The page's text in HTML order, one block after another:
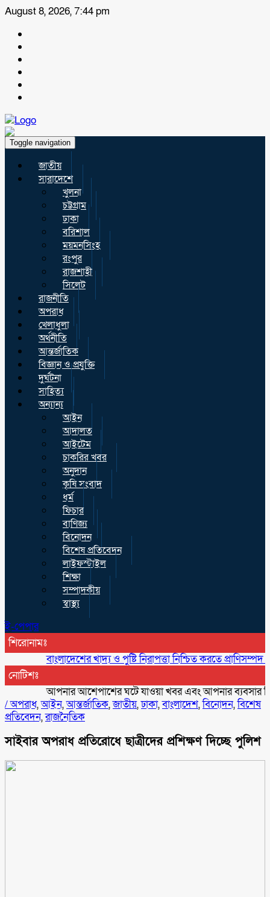
August 8, 2026, 7:44 pm
Toggle navigation
জাতীয়
সারাদেশে
খুলনা
চট্টগ্রাম
ঢাকা
বরিশাল
ময়মনসিংহ
রংপুর
রাজশাহী
সিলেট
রাজনীতি
অপরাধ
খেলাধুলা
অর্থনীতি
আন্তর্জাতিক
বিজ্ঞান ও প্রযুক্তি
দুর্ঘটনা
সাহিত্য
অন্যান্য
আইন
আদালত
আইটেম
চাকরির খবর
অনুদান
কৃষি সংবাদ
ধর্ম
ফিচার
বাণিজ্য
বিনোদন
বিশেষ প্রতিবেদন
লাইফস্টাইল
শিক্ষা
সম্পাদকীয়
স্বাস্থ্য
ই-পেপার
শিরোনামঃ
বাংলাদেশের খাদ্য ও পুষ্টি নিরাপত্তা নিশ্চিত করতে প্রাণিসম্পদ
নোটিশঃ
আপনার আশেপাশের ঘটে যাওয়া খবর এবং আপনার ব্যবসার
/অপরাধ,আইন,আন্তর্জাতিক,জাতীয়,ঢাকা,বাংলাদেশ,বিনোদন,বিশেষ
প্রতিবেদন,রাজনৈতিক
সাইবার অপরাধ প্রতিরোধে ছাত্রীদের প্রশিক্ষণ দিচ্ছে পুলিশ